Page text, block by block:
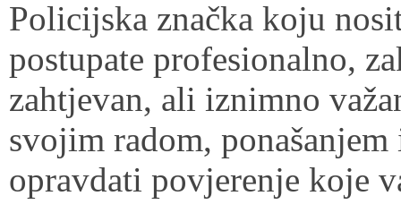
Policijska značka koju
postupate profesionalno,
zahtjevan, ali iznimno
svojim radom,
opravdati povjerenje koje